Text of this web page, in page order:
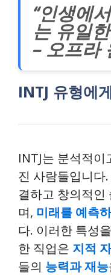
“인생에
는 유일
– 오프라
INTJ 유형에
INTJ는 분석적
진 사람들입니다
결하고 창의적인
며, 미래를 예측
다. 이러한 특성
한 직업은 지적
들의 능력과 재능